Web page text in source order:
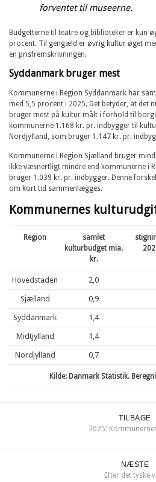
forventet til museerne.
Budgetterne til teatre og biblioteker er kun
procent. Til gengæld er øvrig kultur øget
en prisfremskrivningen.
Syddanmark bruger mest
Kommunerne i Region Syddanmark har
med 5,5 procent i 2025. Det betyder, at det
bruger mest på kultur målt i forhold til
kommunerne 1.168 kr. pr. indbygger til
Nordjylland, som bruger 1.147 kr. pr.
Kommunerne i Region Sjælland bruger
ikke væsnertligt mindre end kommunerne i
bruger 1.039 kr. pr. indbygger. Denne
om kort tid sammenlægges.
Kommunernes
Region
samlet
kulturbudget mia.
kr.
Hovedstaden 2,0
Sjælland 0,9
Syddanmark 1,4
Midtjylland 1,4
Nordjylland 0,7
Kilde: Danmark Statistik.
TILBAGE
2025:
NÆSTE
Efter det tyske